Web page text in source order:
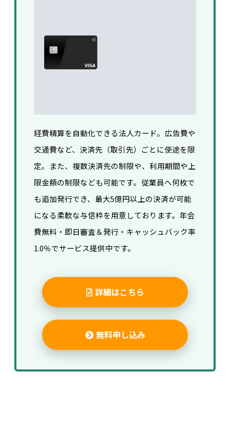
経費精算を自動化できる法人カード。広告費や
交通費など、決済先（取引先）ごとに使途を限
定。また、複数決済先の制限や、利用期間や上
限金額の制限なども可能です。 従業員へ何枚で
も追加発行でき、 最大5億円以上の決済が可能
になる柔軟な与信枠を用意しております。 年会
費無料・即日審査＆発行・キャッシュバック率
1.0％でサービス提供中です。
詳細はこちら
無料申し込み